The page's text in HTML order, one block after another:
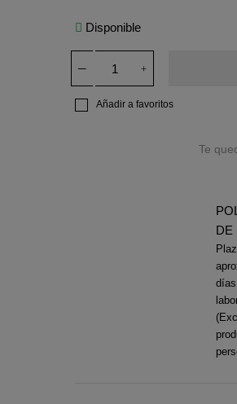
Disponible
Añadir a favoritos
Te
DE
días